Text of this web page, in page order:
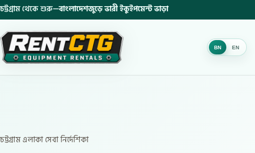
চট্টগ্রাম থেকে শুরু—বাংলাদেশজুড়ে ভারী ইকুইপমেন্ট ভাড়া
BN EN
BN
চট্টগ্রাম এলাকা সেবা নির্দেশিকা